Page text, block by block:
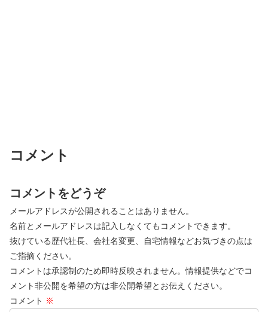
コメント
コメントをどうぞ
メールアドレスが公開されることはありません。
名前とメールアドレスは記入しなくてもコメントできます。
抜けている歴代社長、会社名変更、自宅情報などお気づきの点は
ご指摘ください。
コメントは承認制のため即時反映されません。情報提供などでコ
メント非公開を希望の方は非公開希望とお伝えください。
コメント ※